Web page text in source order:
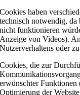
Cookies haben
technisch notwendig, da
nicht funktionieren
Anzeige von Videos).
Nutzerverhaltens oder
Cookies, die zur
erwünschter
Optimierung der